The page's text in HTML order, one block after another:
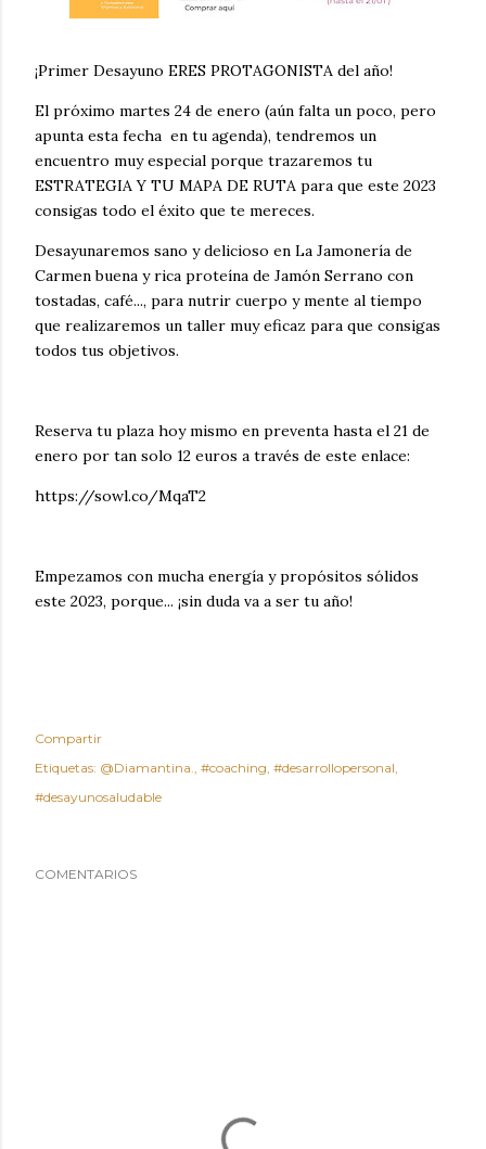
¡Primer Desayuno ERES PROTAGONISTA del año!
El próximo martes 24 de enero (aún falta un poco, pero
apunta esta fecha en tu agenda), tendremos un
encuentro muy especial porque trazaremos tu
ESTRATEGIA Y TU MAPA DE RUTA para que este 2023
consigas todo el éxito que te mereces.
Desayunaremos sano y delicioso en La Jamonería de
Carmen buena y rica proteína de Jamón Serrano con
tostadas, café..., para nutrir cuerpo y mente al tiempo
que realizaremos un taller muy eficaz para que consigas
todos tus objetivos.
Reserva tu plaza hoy mismo en preventa hasta el 21 de
enero por tan solo 12 euros a través de este enlace:
https://sowl.co/MqaT2
Empezamos con mucha energía y propósitos sólidos
este 2023, porque... ¡sin duda va a ser tu año!
Compartir
Etiquetas: @Diamantina. #coaching #desarrollopersonal
#desayunosaludable
COMENTARIOS